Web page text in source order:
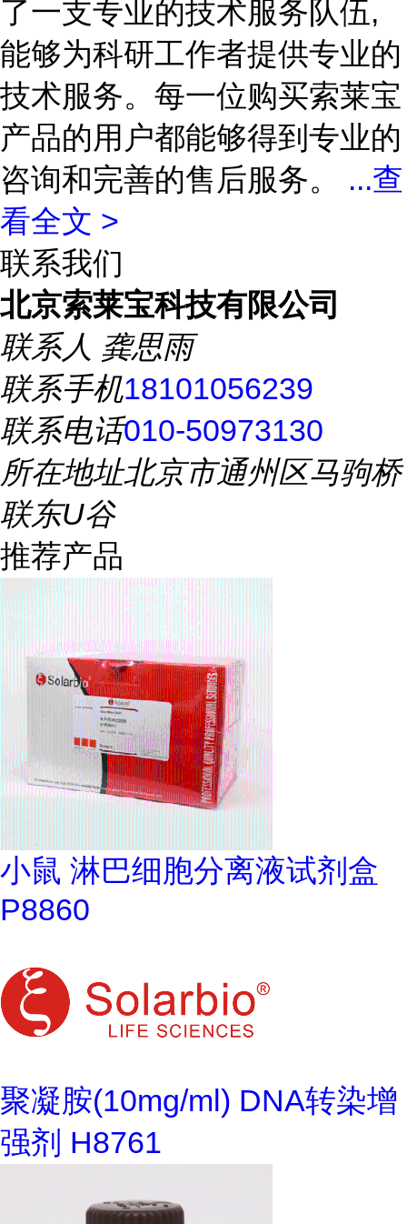
了一支专业的技术服务队伍,
能够为科研工作者提供专业的
技术服务。每一位购买索莱宝
产品的用户都能够得到专业的
咨询和完善的售后服务。 ...查
看全文 >
联系我们
北京索莱宝科技有限公司
联系人 龚思雨
联系手机18101056239
联系电话010-50973130
所在地址北京市通州区马驹桥
联东U谷
推荐产品
小鼠 淋巴细胞分离液试剂盒
P8860
聚凝胺(10mg/ml) DNA转染增
强剂 H8761